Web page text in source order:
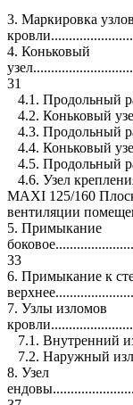
3. Маркировка узлов
4. Коньковый
31
4.1. Продольный
4.2. Коньковый
4.3. Продольный
4.4. Коньковый
4.5. Продольный
4.6. Узел
MAXI 125/160
вентиляции
5. Примыкание
33
6. Примыкание к
7. Узлы изломов
7.1. Внутренний
7.2. Наружный
8. Узел